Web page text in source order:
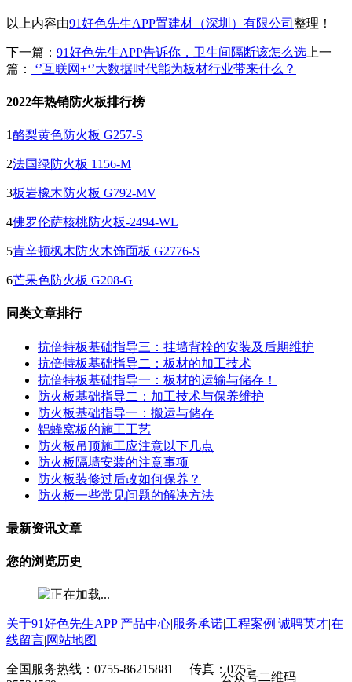
以上内容由91好色先生APP置建材（深圳）有限公司 整理！
下一篇： 91好色先生APP告诉你，卫生间隔断该怎么选 上一
篇：
‘’互联网+‘’大数据时代能为板材行业带来什么？
2022年热销防火板排行榜
1酪梨黄色防火板 G257-S
2法国绿防火板 1156-M
3板岩橡木防火板 G792-MV
4佛罗伦萨核桃防火板-2494-WL
5肯辛顿枫木防火木饰面板 G2776-S
6芒果色防火板 G208-G
同类文章排行
抗倍特板基础指导三：挂墙背栓的安装及后期维护
抗倍特板基础指导二：板材的加工技术
抗倍特板基础指导一：板材的运输与储存！
防火板基础指导二：加工技术与保养维护
防火板基础指导一：搬运与储存
铝蜂窝板的施工工艺
防火板吊顶施工应注意以下几点
防火板隔墙安装的注意事项
防火板装修过后改如何保养？
防火板一些常见问题的解决方法
最新资讯文章
您的浏览历史
关于91好色先生APP 产品中心 服务承诺工程案例 诚聘英才在
线留言 网站地图
公众号二维码
全国服务热线：0755-86215881 传真：0755-